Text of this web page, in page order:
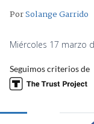
PorSolange Garrido
Miércoles 17 marzo
Seguimos criterios de